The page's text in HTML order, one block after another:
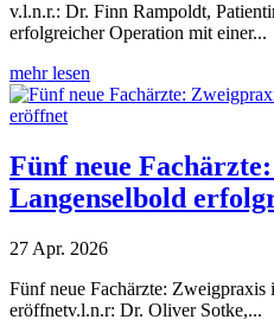
v.l.n.r.: Dr. Finn Rampoldt,
erfolgreicher Operation mit einer...
mehr lesen
Fünf neue
Langenselbold
27 Apr. 2026
Fünf neue Fachärzte:
eröffnetv.l.n.r: Dr. Oliver Sotke,...